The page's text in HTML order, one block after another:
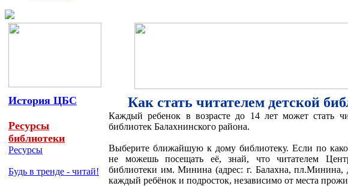
История ЦБС
Ресурсы
библиотеки
Ресурсы
Будь в тренде - читай!
Как стать читателем детской
Каждый ребенок в возрасте до 14 лет может стать
библиотек Балахнинского района.
Выберите ближайшую к дому библиотеку. Если по
не можешь посещать её, знай, что читателем
библиотеки им. Минина (адрес: г. Балахна, пл.Минина,
каждый ребёнок и подросток, независимо от места